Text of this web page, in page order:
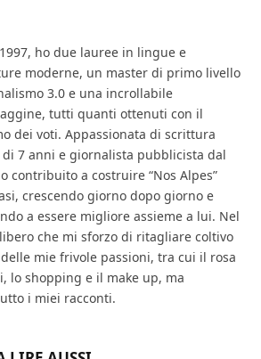
ho due lauree in lingue e
moderne, un master di primo livello
3.0 e una incrollabile
tutti quanti ottenuti con il
dei voti. Appassionata di scrittura
di 7 anni e giornalista pubblicista dal
contribuito a costruire “Nos Alpes”
crescendo giorno dopo giorno e
a essere migliore assieme a lui. Nel
che mi sforzo di ritagliare coltivo
mie frivole passioni, tra cui il rosa
lo shopping e il make up, ma
i miei racconti.